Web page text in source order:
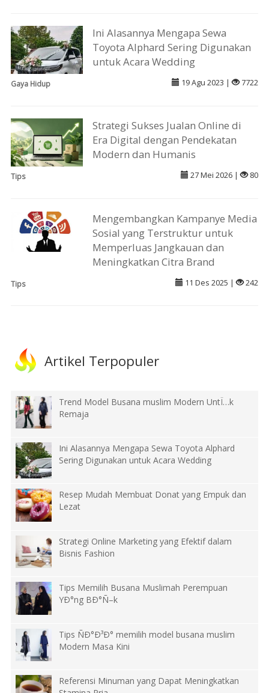
Ini Alasannya Mengapa Sewa
Toyota Alphard Sering Digunakan
untuk Acara Wedding
Gaya Hidup 19 Agu 2023 | 7722
Strategi Sukses Jualan Online di
Era Digital dengan Pendekatan
Modern dan Humanis
Tips 27 Mei 2026 | 80
Mengembangkan Kampanye Media
Sosial yang Terstruktur untuk
Memperluas Jangkauan dan
Meningkatkan Citra Brand
Tips 11 Des 2025 | 242
Artikel Terpopuler
Trend Model Busana muslim Modern UntÏ…k
Remaja
Ini Alasannya Mengapa Sewa Toyota Alphard
Sering Digunakan untuk Acara Wedding
Resep Mudah Membuat Donat yang Empuk dan
Lezat
Strategi Online Marketing yang Efektif dalam
Bisnis Fashion
Tips Memilih Busana Muslimah Perempuan
YÐ°ng BÐ°Ñ–k
Tips ÑÐ°Ð³Ð° memilih model busana muslim
Modern Masa Kini
Referensi Minuman yang Dapat Meningkatkan